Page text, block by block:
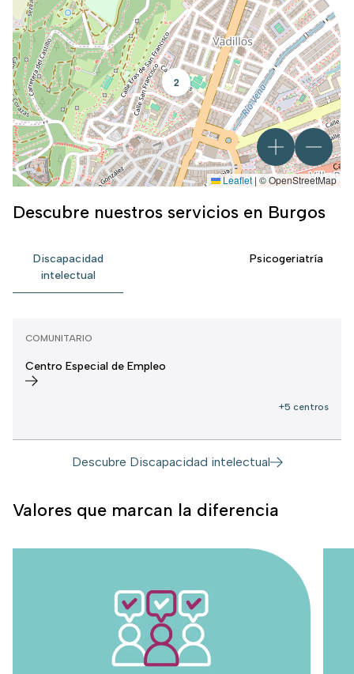
2
Leaflet | © OpenStreetMap
Descubre nuestros servicios en Burgos
Discapacidad
intelectual
Psicogeriatría
COMUNITARIO
Centro Especial de Empleo
+5 centros
Descubre Discapacidad intelectual
Valores que marcan la diferencia